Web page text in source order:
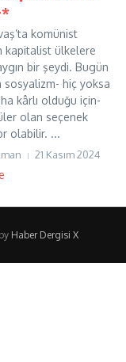
komünist
kapitalist ülkelere
bir şeydi. Bugün
sosyalizm- hiç yoksa
kârlı olduğu için-
olan seçenek
olabilir. ...
21 Kasım 2024
Haber Dergisi X